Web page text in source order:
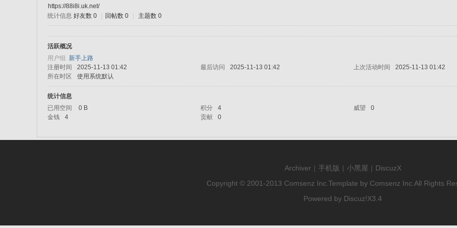
https://88i8i.uk.net/
统计信息 好友数 0 回帖数 0 主题数 0
活跃概况
用户组 新手上路
注册时间
2025-11-13 01:42 最后访问 2025-11-13 01:42 上次活动时间
2025-11-13 01:42
所在时区
使用系统默认
统计信息
已用空间
0 B 积分 4 威望
0
金钱
4 贡献 0
Archiver | 手机版 | 小黑屋 | DiscuzX
Copyright © 2001-2013 Comsenz Inc. Template by Comsenz Inc. All Rights
Powered by Discuz!X3.4